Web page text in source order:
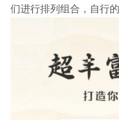
们进行排列组合，自行